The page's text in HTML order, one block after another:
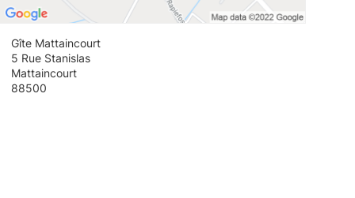
Gîte Mattaincourt
5 Rue Stanislas
Mattaincourt
88500